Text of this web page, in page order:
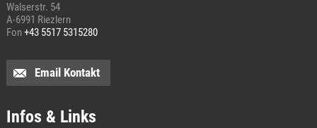
Walserstr. 54
A-6991 Riezlern
Fon+43 5517 5315280
Email Kontakt
Infos & Links